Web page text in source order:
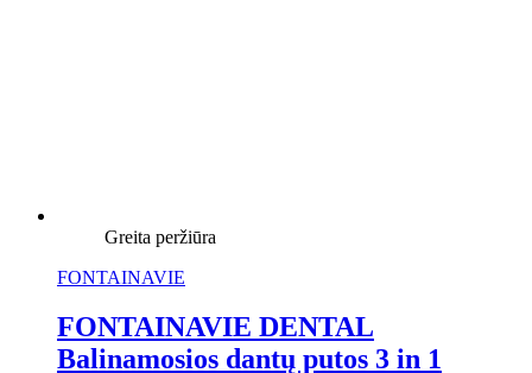
Greita peržiūra
FONTAINAVIE
FONTAINAVIE DENTAL
Balinamosios dantų putos 3 in 1